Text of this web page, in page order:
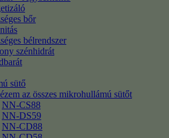
bőr
bélrendszer
szénhidrát
sütő
az összes mikrohullámú sütőt
NN-CS88
NN-DS59
NN-CD88